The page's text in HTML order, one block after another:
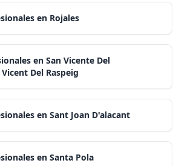
en Rojales
en San Vicente Del
Del Raspeig
en Sant Joan D'alacant
en Santa Pola